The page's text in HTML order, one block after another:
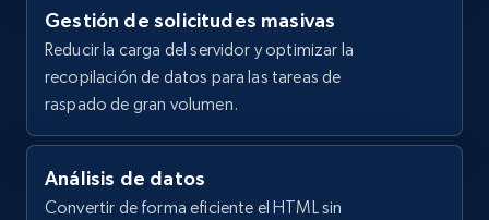
Gestión de solicitudes masivas
Reducir la carga del servidor y optimizar la
recopilación de datos para las tareas de
raspado de gran volumen.
Análisis de datos
Convertir de forma eficiente el HTML sin